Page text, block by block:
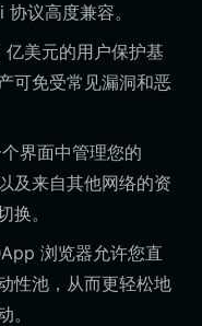
议高度兼容。
美元的用户保护基
可免受常见漏洞和恶
界面中管理您的
及来自其他网络的资
换。
浏览器允许您直
性池，从而更轻松地
。